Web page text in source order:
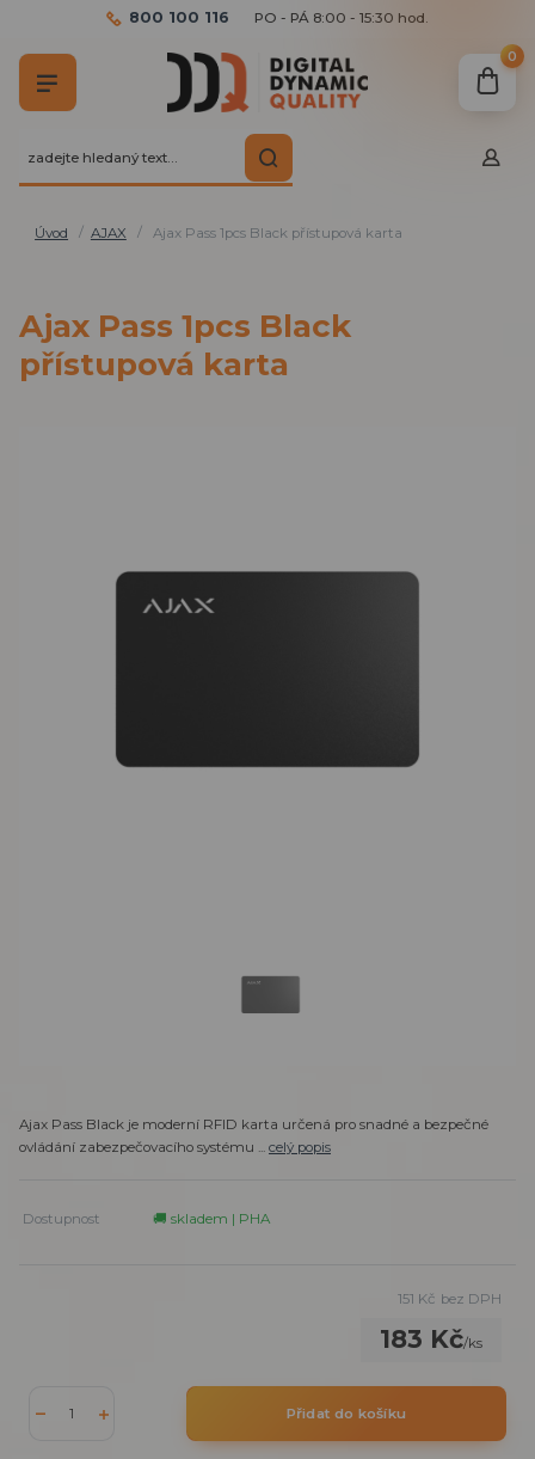
800 100 116 PO - PÁ 8:00 - 15:30 hod.
0
Úvod AJAX Ajax Pass 1pcs Black přístupová karta
Ajax Pass 1pcs Black
přístupová karta
Ajax Pass Black je moderní RFID karta určená pro snadné a bezpečné
ovládání zabezpečovacího systému ... celý popis
Dostupnost 🚚 skladem | PHA
183 Kč/ks
151 Kč bez DPH
Přidat do košíku